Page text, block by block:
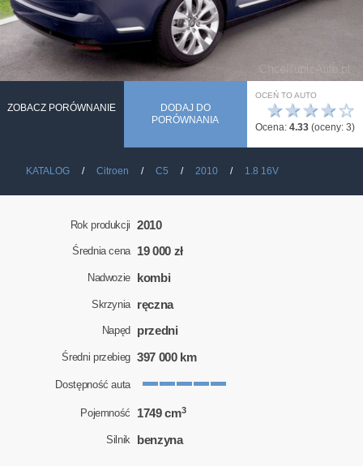
ZOBACZ PORÓWNANIE
DODAJ DO
PORÓWNANIA
OCEŃ TO AUTO
☆
★
★
★
★
Ocena: 4.33 (oceny: 3)
KATALOG Citroen C5 2010 1.8 16V
Rok produkcji 2010
Średnia cena 19 000 zł
Nadwozie kombi
Skrzynia ręczna
Napęd przedni
Średni przebieg 397 000 km
Dostępność auta
Pojemność 1749 cm3
Silnik benzyna